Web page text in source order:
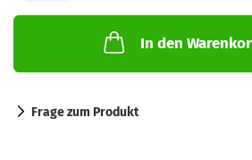
In den
Frage zum Produkt